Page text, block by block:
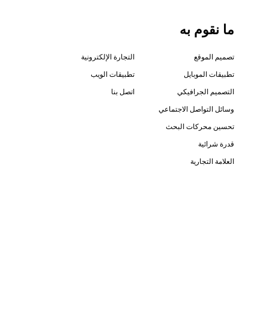
ما نقوم به
تصميم الموقع
تطبيقات الموبايل
التصميم الجرافيكي
وسائل التواصل الاجتماعي
تحسين محركات البحث
قدرة شرائية
العلامة التجارية
التجارة الإلكترونية
تطبيقات الويب
اتصل بنا